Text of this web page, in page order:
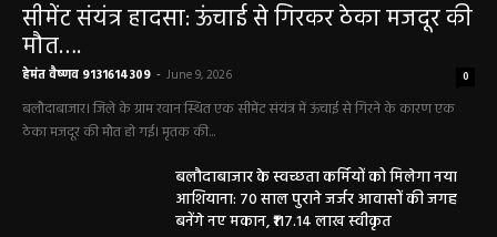
सीमेंट संयंत्र हादसा: ऊंचाई से गिरकर ठेका मजदूर की
मौत….
हेमंत वैष्णव 9131614309 - June 9, 2026 0
बलौदाबाजार। जिले के ग्राम रवान स्थित एक सीमेंट संयंत्र में ऊंचाई से गिरने के कारण एक
ठेका मजदूर की मौत हो गई। मृतक की...
बलौदाबाजार के स्वच्छता कर्मियों को मिलेगा नया
आशियाना: 70 साल पुराने जर्जर आवासों की जगह
बनेंगे नए मकान, ₹117.14 लाख स्वीकृत